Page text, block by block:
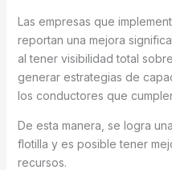
Las empresas que
reportan una mejora
al tener visibilidad total
generar estrategias de
los conductores que
De esta manera, se logra
flotilla y es posible tener
recursos.